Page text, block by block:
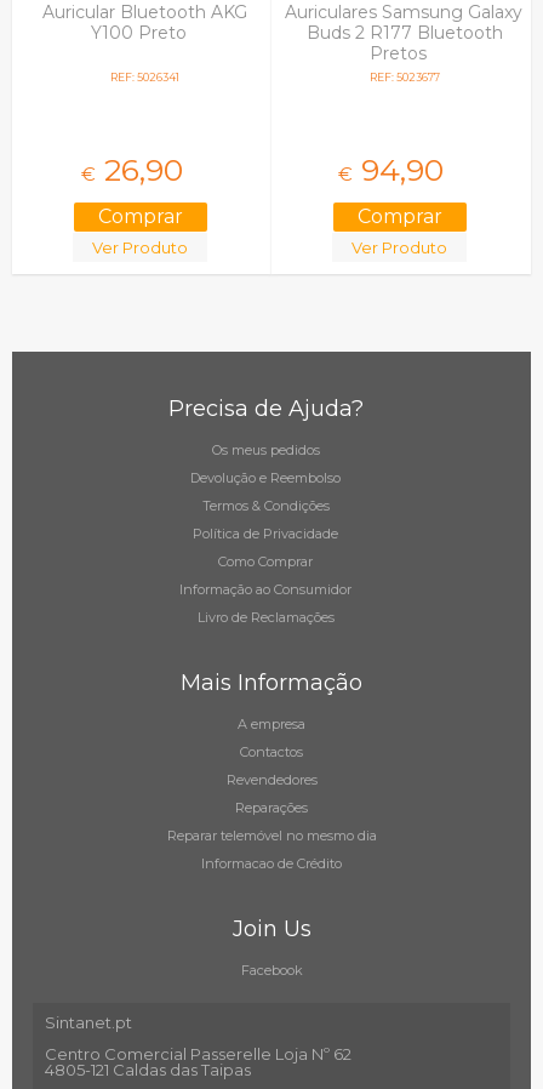
Auricular Bluetooth AKG
Y100 Preto
REF: 5026341
€ 26,90
Ver Produto
Auriculares Samsung Galaxy
Buds 2 R177 Bluetooth
Pretos
REF: 5023677
€ 94,90
Ver Produto
Precisa de Ajuda?
Os meus pedidos
Devolução e Reembolso
Termos & Condições
Política de Privacidade
Como Comprar
Informação ao Consumidor
Livro de Reclamações
Mais Informação
A empresa
Contactos
Revendedores
Reparações
Reparar telemóvel no mesmo dia
Informacao de Crédito
Join Us
Facebook
Sintanet.pt
Centro Comercial Passerelle Loja Nº 62
4805-121 Caldas das Taipas